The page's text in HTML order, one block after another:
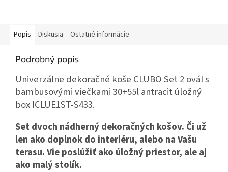
Popis
Diskusia Ostatné informácie
Podrobný popis
Univerzálne dekoračné koše CLUBO Set 2 ovál s
bambusovými viečkami 30+55l antracit úložný
box ICLUE1ST-S433.
Set dvoch nádherný dekoračných košov. Či už
len ako doplnok do interiéru, alebo na Vašu
terasu. Vie poslúžiť ako úložný priestor, ale aj
ako malý stolík.